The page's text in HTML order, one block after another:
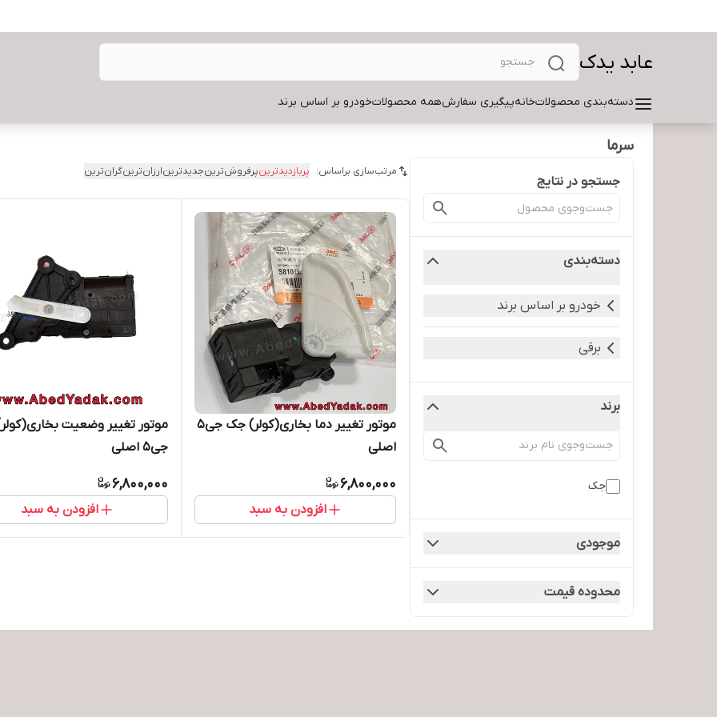
عابد یدک
دسته‌بندی محصولاتخانهپیگیری سفارشهمه محصولاتخودرو بر اساس برند
سرما
جستجو در نتایج
دسته‌بندی
خودرو بر اساس برند
برقی
برند
جک
موجودی
محدوده قیمت
مرتب‌سازی براساس: پربازدیدترینپرفروش‌ترینجدیدترینارزان‌ترینگران‌ترین
موتور تغییر دما بخاری(کولر) جک جی5
اصلی
6,800,000
افزودن به سبد
موتور تغییر وضعیت
جی5 اصلی
6,800,000
افزودن به سبد